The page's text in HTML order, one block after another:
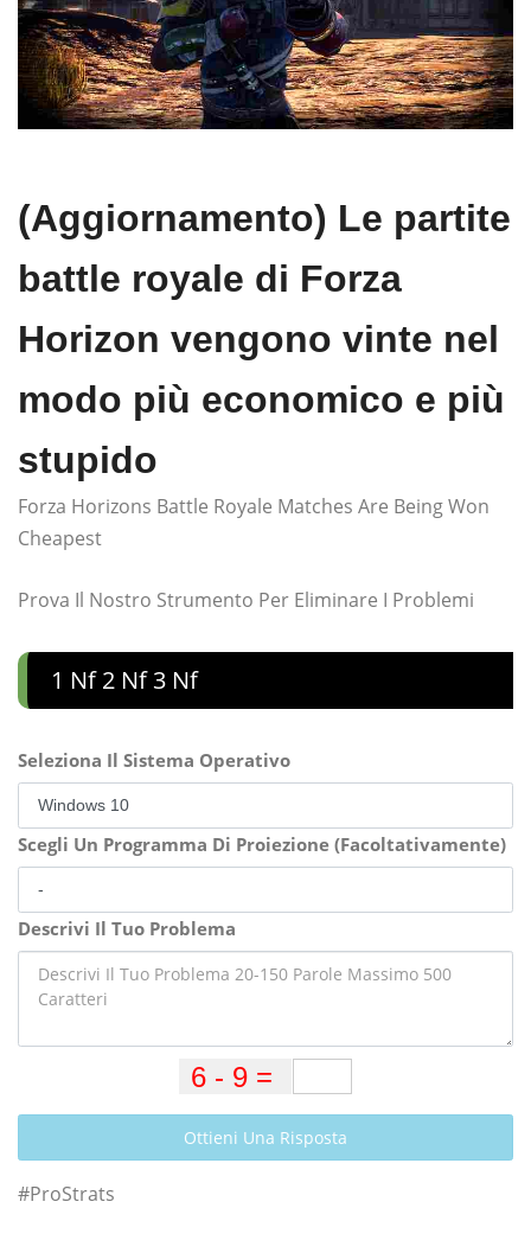
(Aggiornamento) Le partite
battle royale di Forza
Horizon vengono vinte nel
modo più economico e più
stupido
Forza Horizons Battle Royale Matches Are Being Won
Cheapest
Prova Il Nostro Strumento Per Eliminare I Problemi
1 Nf 2 Nf 3 Nf
Seleziona Il Sistema Operativo
Scegli Un Programma Di Proiezione (Facoltativamente)
Descrivi Il Tuo Problema
Ottieni Una Risposta
#ProStrats